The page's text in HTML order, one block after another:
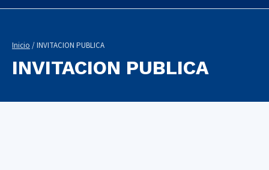
Inicio / INVITACION PUBLICA
INVITACION PUBLICA